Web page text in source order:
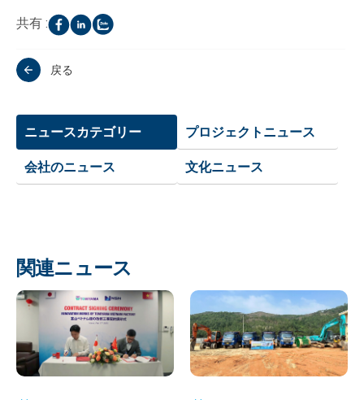
共有 :
戻る
ニュースカテゴリー プロジェクトニュース
会社のニュース 文化ニュース
関連ニュース